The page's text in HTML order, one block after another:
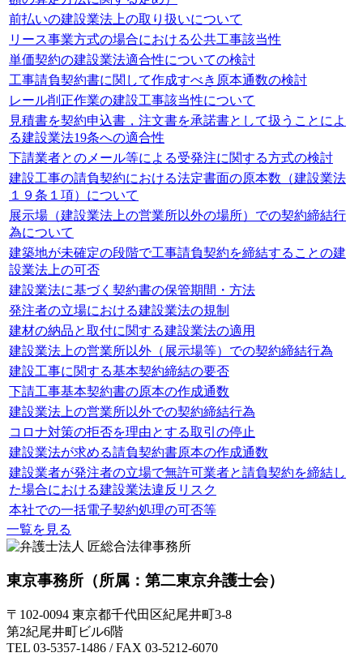
前払いの建設業法上の取り扱いについて
リース事業方式の場合における公共工事該当性
単価契約の建設業法適合性についての検討
工事請負契約書に関して作成すべき原本通数の検討
レール削正作業の建設工事該当性について
見積書を契約申込書，注文書を承諾書として扱うことによ
る建設業法19条への適合性
下請業者とのメール等による受発注に関する方式の検討
建設工事の請負契約における法定書面の原本数（建設業法
１９条１項）について
展示場（建設業法上の営業所以外の場所）での契約締結行
為について
建築地が未確定の段階で工事請負契約を締結することの建
設業法上の可否
建設業法に基づく契約書の保管期間・方法
発注者の立場における建設業法の規制
建材の納品と取付に関する建設業法の適用
建設業法上の営業所以外（展示場等）での契約締結行為
建設工事に関する基本契約締結の要否
下請工事基本契約書の原本の作成通数
建設業法上の営業所以外での契約締結行為
コロナ対策の拒否を理由とする取引の停止
建設業法が求める請負契約書原本の作成通数
建設業者が発注者の立場で無許可業者と請負契約を締結し
た場合における建設業法違反リスク
本社での一括電子契約処理の可否等
一覧を見る
東京事務所 （所属：第二東京弁護士会）
〒102-0094 東京都千代田区紀尾井町3-8
第2紀尾井町ビル6階
TEL 03-5357-1486 / FAX 03-5212-6070